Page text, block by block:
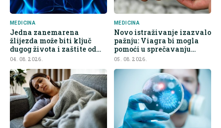
MEDICINA
Jedna zanemarena
žlijezda može biti ključ
dugog života i zaštite od
raka
04. 08. 2026.
MEDICINA
Novo istraživanje izazvalo
pažnju: Viagra bi mogla
pomoći u sprečavanju
širenja raka
05. 08. 2026.